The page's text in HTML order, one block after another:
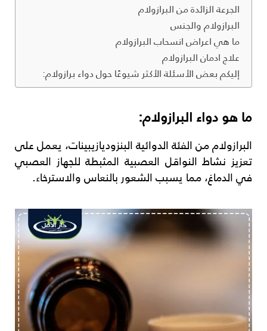
الجرعة الزائدة من البرازولام
البرازولام والجنس
ما هي اعراض انسحاب البرازولام
علاج ادمان البرازولام
إليكم بعض الأسئلة الأكثر شيوعًا حول دواء برازولام:
ما هو دواءالبرازولام:
البرازولام من الفئة الدوائية البنزوديازيبينات، يعمل على
تعزيز نشاط النواقل العصبية المثبطة للجهاز العصبي
في الدماغ، مما يسبب الشعور بالنعاس والاسترخاء.